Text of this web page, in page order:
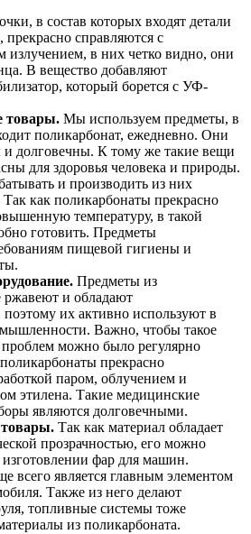
в состав которых входят детали
прекрасно справляются с
излучением, в них четко видно, они
В вещество добавляют
который борется с УФ-
товары. Мы используем предметы, в
поликарбонат, ежедневно. Они
долговечны. К тому же такие вещи
для здоровья человека и природы.
и производить из них
как поликарбонаты прекрасно
температуру, в такой
готовить. Предметы
пищевой гигиены и
Предметы из
ржавеют и обладают
поэтому их активно используют в
Важно, чтобы такое
проблем можно было регулярно
прекрасно
паром, облучением и
этилена. Такие медицинские
являются долговечными.
Так как материал обладает
прозрачностью, его можно
изготовлении фар для машин.
всего является главным элементом
Также из него делают
топливные системы тоже
из поликарбоната.